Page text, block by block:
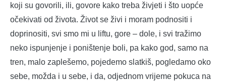
koji su govorili, ili, govore kako treba živjeti i što uopće
očekivati od života. Život se živi i moram podnositi i
doprinositi, svi smo mi u liftu, gore – dole, i svi tražimo
neko ispunjenje i poništenje boli, pa kako god, samo na
tren, malo zaplešemo, pojedemo slatkiš, pogledamo oko
sebe, možda i u sebe, i da, odjednom vrijeme pokuca na